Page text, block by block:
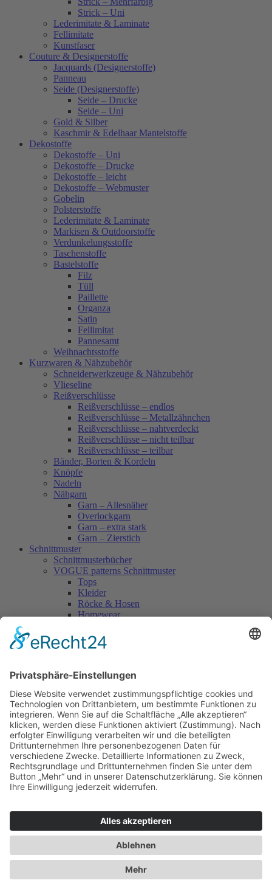
Strick – Uni
Lederimitate & Laminate
Fellimitate
Kunstfaser
Couture & Designerstoffe
Jacquards (Designerstoffe)
Panneau
Seide (Designerstoffe)
Seide – Drucke
Seide – Uni
Gold & Silber
Kaschmir & Edelhaar Mantelstoffe
Dekostoffe
Dekostoffe – Uni
Dekostoffe – Drucke
Dekostoffe – leicht
Dekostoffe – Webmuster
Gobelin
Polsterstoffe
Lederimitate & Laminate
Markisen & Outdoorstoffe
Verdunkelungsstoffe
Taschenstoffe
Bastelstoffe
Filz
Tüll
Paillette
Organza
Satin
Fellimitat
Pannesamt
Weihnachtsstoffe
Kurzwaren & Nähzubehör
Schneiderwerkzeuge & Nähzubehör
Vlieseline
Reißverschlüsse
Reißverschlüsse – endlos
Reißverschlüsse – Metallzähnchen
Reißverschlüsse – nahtverdeckt
Reißverschlüsse – nicht teilbar
Reißverschlüsse – teilbar
Bänder, Borten & Kordeln
Knöpfe
Nadeln
Nähgarn
Garn – Allesnäher
Overlockgarn
Garn – extra stark
Garn – Zierstich
Schnittmuster
Schnittmusterbücher
VOGUE patterns Schnittmuster
Tops
Kleider
Röcke & Hosen
Homewear
Vogue Vintage
Herren
Accessoires
Einzelschnittmuster Burda
Tops
Kleider
Röcke & Hosen
Homewear
Jacken & Mäntel
Curvy
Herren
Kids
Burda Fantasy
Accessoires & Deko
SALE
Suchen
Suchen
Bitte mindestens 5 Buschstaben oder Zahlen eingeben!